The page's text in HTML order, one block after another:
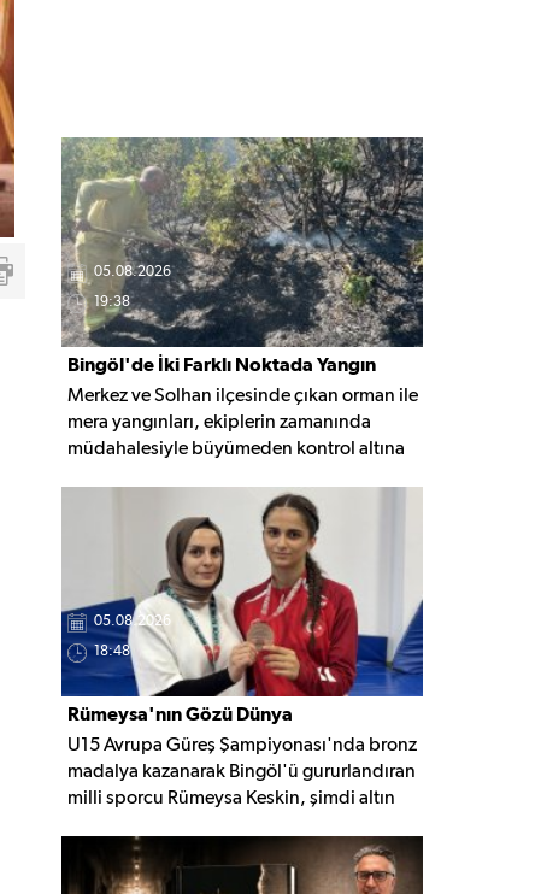
05.08.2026
19:38
Bingöl'de İki Farklı Noktada Yangın
Paniği
Merkez ve Solhan ilçesinde çıkan orman ile
mera yangınları, ekiplerin zamanında
müdahalesiyle büyümeden kontrol altına
nedeninin belirlenmesi için inceleme
05.08.2026
18:48
Rümeysa'nın Gözü Dünya
Şampiyonluğunda
U15 Avrupa Güreş Şampiyonası'nda bronz
madalya kazanarak Bingöl'ü gururlandıran
milli sporcu Rümeysa Keskin, şimdi altın
Gözünü Avrupa ve Dünya
şampiyonluklarına diken Keskin, yeni